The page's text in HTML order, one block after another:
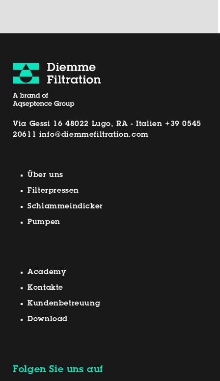
Via Gessi 16 48022 Lugo, RA - Italien +39 0545
20611 info@diemmefiltration.com
Über uns
Filterpressen
Schlammeindicker
Pumpen
Academy
Kontakte
Kundenbetreuung
Download
Folgen Sie uns auf